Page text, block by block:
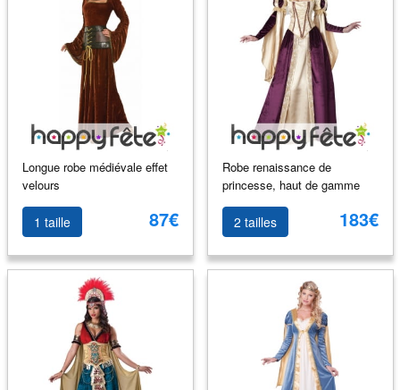
Longue robe médiévale effet
velours
1 taille 87€
Robe renaissance de
princesse, haut de gamme
2 tailles 183€